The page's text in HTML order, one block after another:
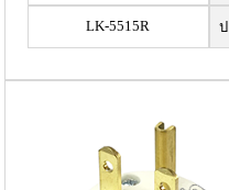
LK-5515R ป